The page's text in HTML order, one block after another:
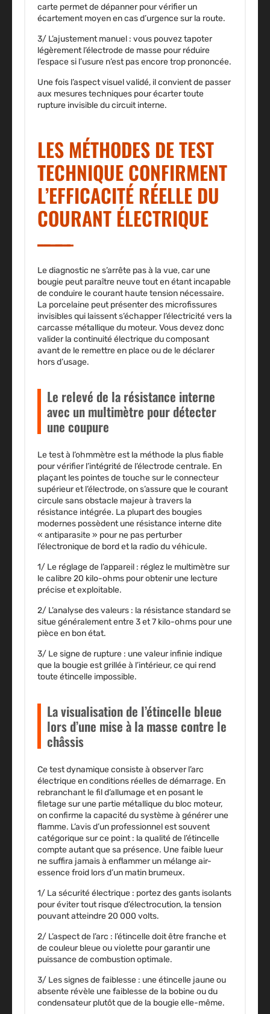
carte permet de dépanner pour vérifier un
écartement moyen en cas d’urgence sur la route.
3/ L’ajustement manuel : vous pouvez tapoter
légèrement l’électrode de masse pour réduire
l’espace si l’usure n’est pas encore trop prononcée.
Une fois l’aspect visuel validé, il convient de passer
aux mesures techniques pour écarter toute
rupture invisible du circuit interne.
LES MÉTHODES DE TEST
TECHNIQUE CONFIRMENT
L’EFFICACITÉ RÉELLE DU
COURANT ÉLECTRIQUE
Le diagnostic ne s’arrête pas à la vue, car une
bougie peut paraître neuve tout en étant incapable
de conduire le courant haute tension nécessaire.
La porcelaine peut présenter des microfissures
invisibles qui laissent s’échapper l’électricité vers la
carcasse métallique du moteur. Vous devez donc
valider la continuité électrique du composant
avant de le remettre en place ou de le déclarer
hors d’usage.
Le relevé de la résistance interne
avec un multimètre pour détecter
une coupure
Le test à l’ohmmètre est la méthode la plus fiable
pour vérifier l’intégrité de l’électrode centrale. En
plaçant les pointes de touche sur le connecteur
supérieur et l’électrode, on s’assure que le courant
circule sans obstacle majeur à travers la
résistance intégrée. La plupart des bougies
modernes possèdent une résistance interne dite
« antiparasite » pour ne pas perturber
l’électronique de bord et la radio du véhicule.
1/ Le réglage de l’appareil : réglez le multimètre sur
le calibre 20 kilo-ohms pour obtenir une lecture
précise et exploitable.
2/ L’analyse des valeurs : la résistance standard se
situe généralement entre 3 et 7 kilo-ohms pour une
pièce en bon état.
3/ Le signe de rupture : une valeur infinie indique
que la bougie est grillée à l’intérieur, ce qui rend
toute étincelle impossible.
La visualisation de l’étincelle bleue
lors d’une mise à la masse contre le
châssis
Ce test dynamique consiste à observer l’arc
électrique en conditions réelles de démarrage. En
rebranchant le fil d’allumage et en posant le
filetage sur une partie métallique du bloc moteur,
on confirme la capacité du système à générer une
flamme. L’avis d’un professionnel est souvent
catégorique sur ce point : la qualité de l’étincelle
compte autant que sa présence. Une faible lueur
ne suffira jamais à enflammer un mélange air-
essence froid lors d’un matin brumeux.
1/ La sécurité électrique : portez des gants isolants
pour éviter tout risque d’électrocution, la tension
pouvant atteindre 20 000 volts.
2/ L’aspect de l’arc : l’étincelle doit être franche et
de couleur bleue ou violette pour garantir une
puissance de combustion optimale.
3/ Les signes de faiblesse : une étincelle jaune ou
absente révèle une faiblesse de la bobine ou du
condensateur plutôt que de la bougie elle-même.